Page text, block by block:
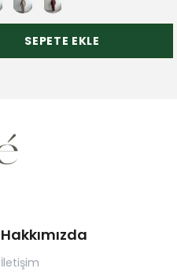
SEPETE EKLE
Hakkımızda
İletişim